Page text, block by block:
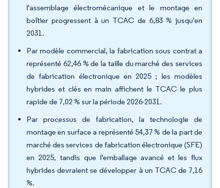
l'assemblage électromécanique et le montage en
boîtier progressent à un TCAC de 6,83 % jusqu'en
2031.
Par modèle commercial, la fabrication sous contrat a
représenté 62,46 % de la taille du marché des services
de fabrication électronique en 2025 ; les modèles
hybrides et clés en main affichent le TCAC le plus
rapide de 7,02 % sur la période 2026-2031.
Par processus de fabrication, la technologie de
montage en surface a représenté 54,37 % de la part de
marché des services de fabrication électronique (SFE)
en 2025, tandis que l'emballage avancé et les flux
hybrides devraient se développer à un TCAC de 7,16
%.